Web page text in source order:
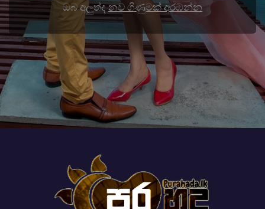
ඔබ අලුත්ද නව ගිණුමක් අරඹන්න